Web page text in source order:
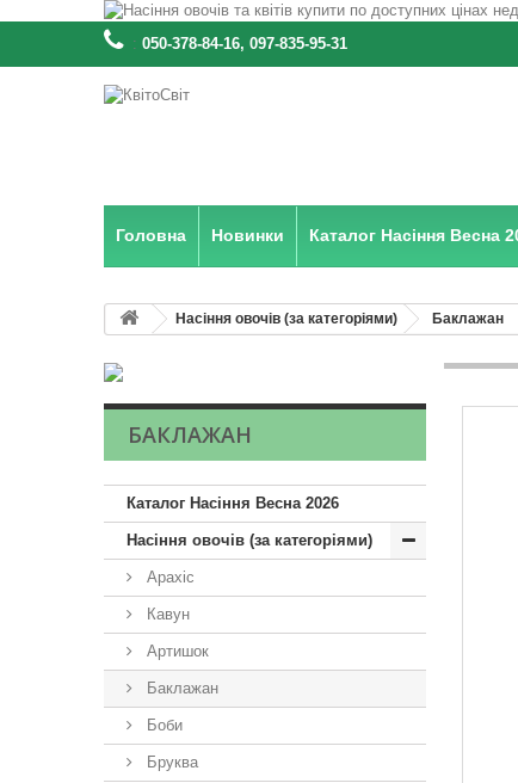
: 050-378-84-16, 097-835-95-31
Головна Новинки Каталог Насіння Весна
Насіння овочів (за категоріями) Баклажан
БАКЛАЖАН
Каталог Насіння Весна 2026
Насіння овочів (за категоріями)
Арахіс
Кавун
Артишок
Баклажан
Боби
Бруква